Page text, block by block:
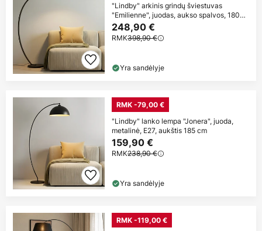
"Lindby" arkinis grindų šviestuvas
"Emilienne", juodas, aukso spalvos, 180
cm
248,90 €
RMK398,90 €
Yra sandėlyje
RMK -79,00 €
"Lindby" lanko lempa "Jonera", juoda,
metalinė, E27, aukštis 185 cm
159,90 €
RMK238,90 €
Yra sandėlyje
RMK -119,00 €